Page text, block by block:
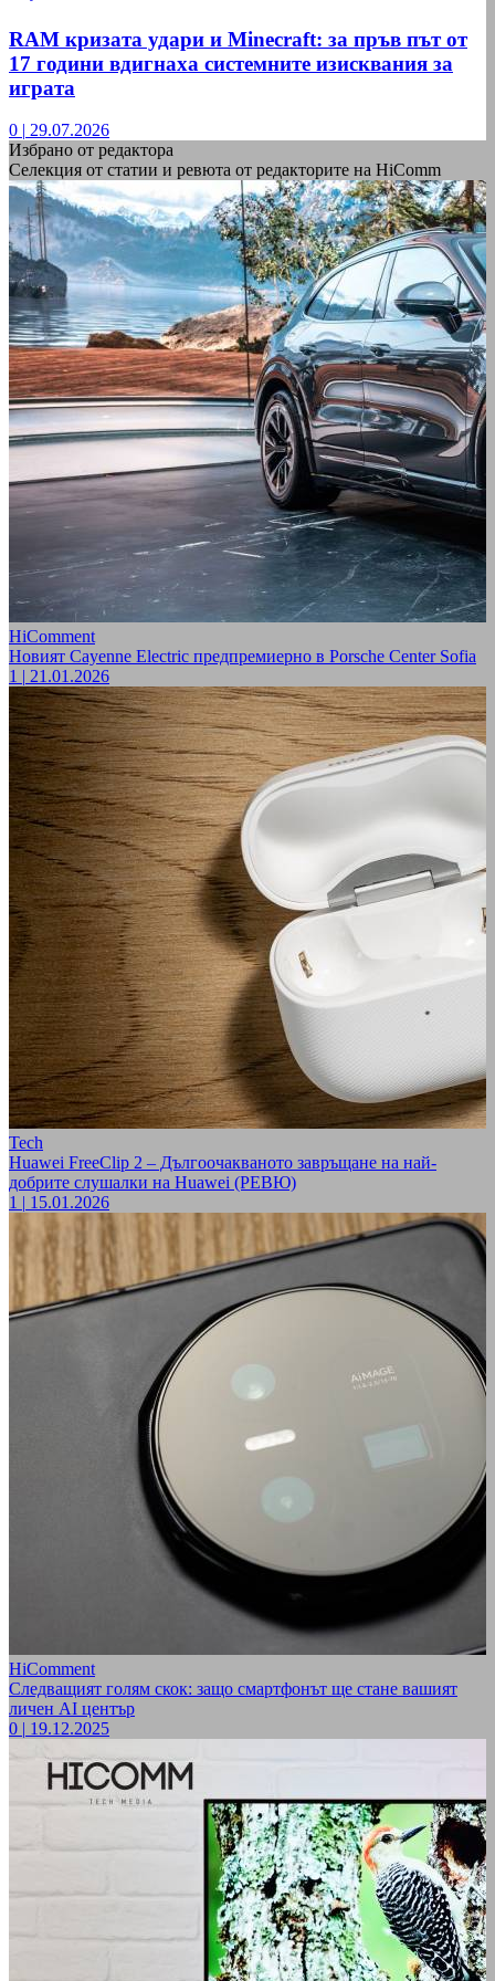
RAM кризата удари и Minecraft: за пръв път от
17 години вдигнаха системните изисквания за
играта
0 | 29.07.2026
Избрано от редактора
Селекция от статии и ревюта от редакторите на HiComm
HiComment
Новият Cayenne Electric предпремиерно в Porsche Center Sofia
1 | 21.01.2026
Tech
Huawei FreeClip 2 – Дългоочакваното завръщане на най-
добрите слушалки на Huawei (РЕВЮ)
1 | 15.01.2026
HiComment
Следващият голям скок: защо смартфонът ще стане вашият
личен AI център
0 | 19.12.2025